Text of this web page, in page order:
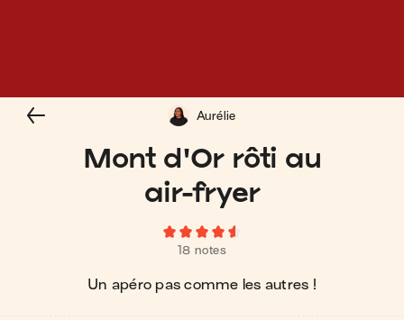
Mont d'Or rôti au
air-fryer
18 notes
Un apéro pas comme les autres !
Aurélie